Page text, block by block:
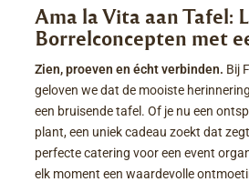
Ama la Vita aan Tafel:
Borrelconcepten met
Zien, proeven en écht verbinden. Bij
geloven we dat de mooiste
een bruisende tafel. Of je nu een
plant, een uniek cadeau zoekt dat
perfecte catering voor een event
elk moment een waardevolle